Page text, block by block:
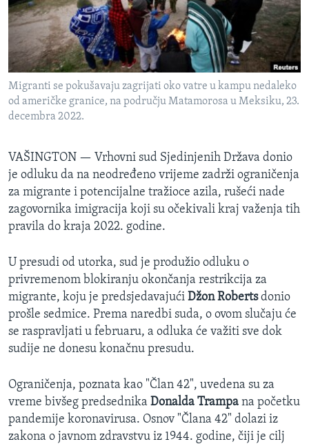
SPORT
INTERVJU
Migranti se pokušavaju zagrijati oko vatre u kampu nedaleko
od američke granice, na području Matamorosa u Meksiku, 23.
decembra 2022.
VAŠINGTON — Vrhovni sud Sjedinjenih Država donio
je odluku da na neodređeno vrijeme zadrži ograničenja
za migrante i potencijalne tražioce azila, rušeći nade
zagovornika imigracija koji su očekivali kraj važenja tih
pravila do kraja 2022. godine.
U presudi od utorka, sud je produžio odluku o
privremenom blokiranju okončanja restrikcija za
migrante, koju je predsjedavajući Džon Robertsdonio
prošle sedmice. Prema naredbi suda, o ovom slučaju će
se raspravljati u februaru, a odluka će važiti sve dok
sudije ne donesu konačnu presudu.
Ograničenja, poznata kao "Član 42", uvedena su za
vreme bivšeg predsednika Donalda Trampa na početku
pandemije koronavirusa. Osnov "Člana 42" dolazi iz
zakona o javnom zdravstvu iz 1944. godine, čiji je cilj